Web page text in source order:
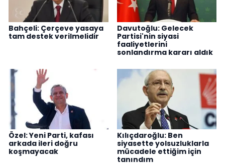
Bahçeli: Çerçeve yasaya
tam destek verilmelidir
Davutoğlu: Gelecek
Partisi'nin siyasi
faaliyetlerini
sonlandırma kararı aldık
Özel: Yeni Parti, kafası
arkada ileri doğru
koşmayacak
Kılıçdaroğlu: Ben
siyasette yolsuzluklarla
mücadele ettiğim için
tanındım